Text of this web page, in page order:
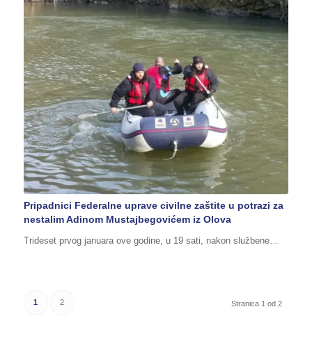
Pripadnici Federalne uprave civilne zaštite u potrazi za
nestalim Adinom Mustajbegovićem iz Olova
Trideset prvog januara ove godine, u 19 sati, nakon službene…
Stranica 1 od 2
1 2